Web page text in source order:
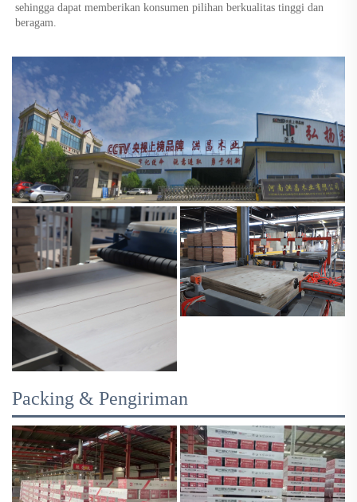
sehingga dapat memberikan konsumen pilihan berkualitas tinggi dan
beragam.
Packing & Pengiriman